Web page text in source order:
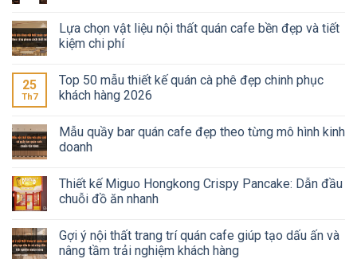
Lựa chọn vật liệu nội thất quán cafe bền đẹp và tiết
kiệm chi phí
25
Th7
Top 50 mẫu thiết kế quán cà phê đẹp chinh phục
khách hàng 2026
Mẫu quầy bar quán cafe đẹp theo từng mô hình kinh
doanh
Thiết kế Miguo Hongkong Crispy Pancake: Dẫn đầu
chuỗi đồ ăn nhanh
Gợi ý nội thất trang trí quán cafe giúp tạo dấu ấn và
nâng tầm trải nghiệm khách hàng